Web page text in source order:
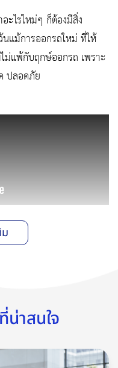
ะไรใหม่ๆ ก็ต้องมีสิ่ง
แม้การออกรถใหม่ ที่ให้
ม่แพ้กับฤกษ์ออกรถ เพราะ
ปลอดภัย
ทธิ์แบบไหนมาไว้ในรถดี
ม
าสนใจ